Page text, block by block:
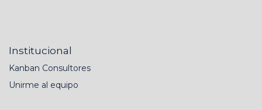
Institucional
Kanban Consultores
Unirme al equipo